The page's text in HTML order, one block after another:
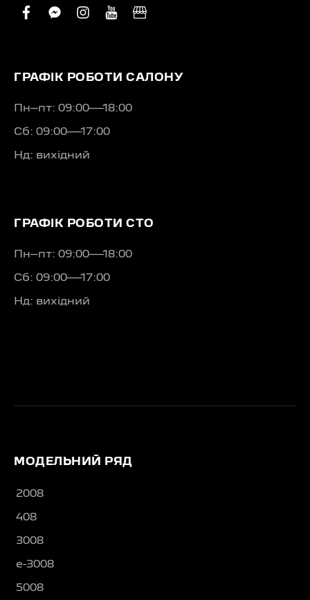
facebook
facebook-
instagram
youtube
business
ГРАФІК РОБОТИ САЛОНУ
Пн–пт: 09:00—18:00
Сб: 09:00—17:00
Нд: вихідний
ГРАФІК РОБОТИ СТО
Пн–пт: 09:00—18:00
Сб: 09:00—17:00
Нд: вихідний
МОДЕЛЬНИЙ РЯД
2008
408
3008
e-3008
5008